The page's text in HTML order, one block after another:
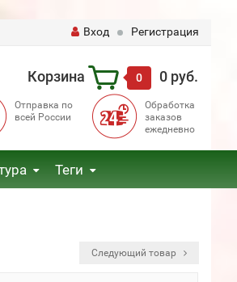
Вход Регистрация
Корзина 0 0 руб.
Отправка по
всей России
Обработка
заказов
ежедневно
Теги
Следующий товар